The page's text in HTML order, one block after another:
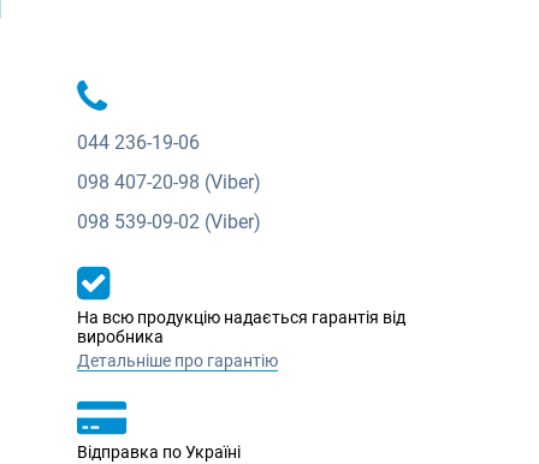
044 236-19-06
098 407-20-98 (Viber)
098 539-09-02 (Viber)
На всю продукцію надається гарантія від
виробника
Детальніше про гарантію
Відправка по Україні